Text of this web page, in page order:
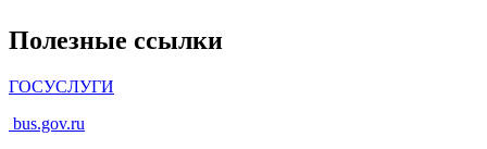
Полезные ссылки
ГОСУСЛУГИ
bus.gov.ru